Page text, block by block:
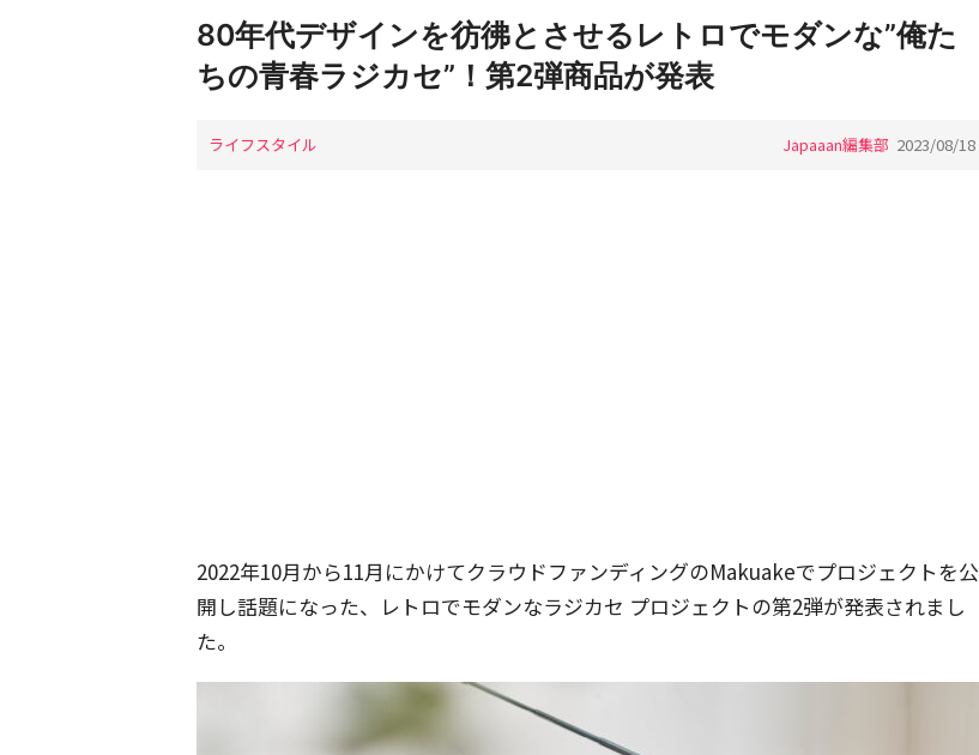
80年代デザインを彷彿とさせるレトロでモダンな”俺た
ちの青春ラジカセ”！第2弾商品が発表
ライフスタイル Japaaan編集部 2023/08/18
2022年10月から11月にかけてクラウドファンディングのMakuakeでプロジェクトを公
開し話題になった、レトロでモダンなラジカセ プロジェクトの第2弾が発表されまし
た。